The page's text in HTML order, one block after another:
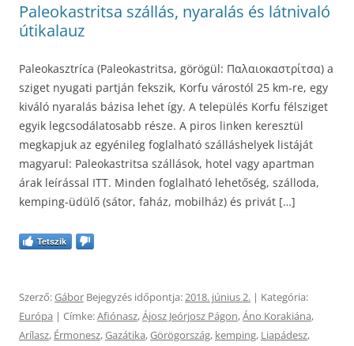
Paleokastritsa szállás, nyaralás és látnivaló
útikalauz
Paleokasztríca (Paleokastritsa, görögül: Παλαιοκαστρίτσα) a
sziget nyugati partján fekszik, Korfu várostól 25 km-re, egy
kiváló nyaralás bázisa lehet így. A település Korfu félsziget
egyik legcsodálatosabb része. A piros linken keresztül
megkapjuk az egyénileg foglalható szálláshelyek listáját
magyarul: Paleokastritsa szállások, hotel vagy apartman
árak leírással ITT. Minden foglalható lehetőség, szálloda,
kemping-üdülő (sátor, faház, mobilház) és privát […]
Tetszik
Szerző:Gábor Bejegyzés időpontja:2018. június 2. | Kategória:
Európa | Címke:Afiónasz,Ájosz Jeórjosz Págon,Áno Korakiána,
Arílasz, Érmonesz,Gazátika,Görögország, kemping, Liapádesz,